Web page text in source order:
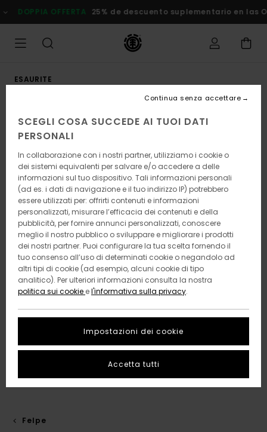
alle
informazioni
prodotto
DOPPIA OFFERTA 25% de descuento suplementario en
ESAURITE
Felpe
SCEGLI COSA SUCCEDE AI TUOI DATI
PERSONALI
In collaborazione con i nostri partner, utilizziamo i cookie o
dei sistemi equivalenti per salvare e/o accedere a delle
informazioni sul tuo dispositivo. Tali informazioni personali
(ad es. i dati di navigazione e il tuo indirizzo IP) potrebbero
essere utilizzati per: offrirti contenuti e informazioni
personalizzati, misurare l’efficacia dei contenuti e della
pubblicità, per fornire annunci personalizzati, conoscere
meglio il nostro pubblico o sviluppare e migliorare i prodotti
dei nostri partner. Puoi configurare la tua scelta fornendo il
tuo consenso all’uso di determinati cookie o negandolo ad
altri tipi di cookie (ad esempio, alcuni cookie di tipo
analitico). Per ulteriori informazioni consulta la nostra
politica sui cookie el'informativa sulla privacy.
Impostazioni dei cookie
Continua senza accettare
Accetta tutti